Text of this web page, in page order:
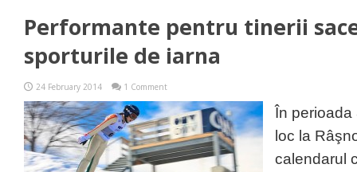
Performante pentru tinerii
sporturile de iarna
24 February 2014 1 Comment
În perioada
loc la
calendarul